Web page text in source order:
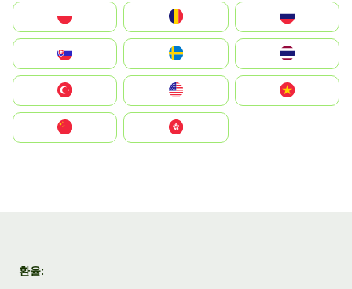
United States
中國香港特別行政區
환율: